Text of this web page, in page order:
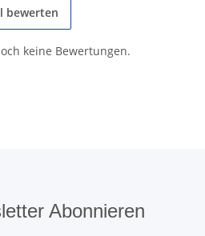
bewerten
keine Bewertungen.
Abonnieren